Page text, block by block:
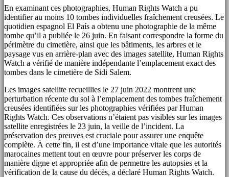
En examinant ces photographies, Human Rights Watch a pu
identifier au moins 10 tombes individuelles fraîchement creusées. Le
quotidien espagnol El País a obtenu une photographie de la même
tombe qu’il a publiée le 26 juin. En faisant correspondre la forme du
périmètre du cimetière, ainsi que les bâtiments, les arbres et le
paysage vus en arrière-plan avec des images satellite, Human Rights
Watch a vérifié de manière indépendante l’emplacement exact des
tombes dans le cimetière de Sidi Salem.
Les images satellite recueillies le 27 juin 2022 montrent une
perturbation récente du sol à l’emplacement des tombes fraîchement
creusées identifiées sur les photographies vérifiées par Human
Rights Watch. Ces observations n’étaient pas visibles sur les images
satellite enregistrées le 23 juin, la veille de l’incident. La
préservation des preuves est cruciale pour assurer une enquête
complète. À cette fin, il est d’une importance vitale que les autorités
marocaines mettent tout en œuvre pour préserver les corps de
manière digne et appropriée afin de permettre les autopsies et la
vérification de la cause du décès, a déclaré Human Rights Watch.